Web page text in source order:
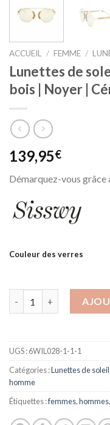
ACCUEIL / FEMME /
Lunettes de
bois | Noyer |
139,95€
Démarquez-vous grâce
Couleur des verres
UGS :6WIL028-1-1-1
Catégories :Lunettes de
homme
Étiquettes :femmes,hommes,